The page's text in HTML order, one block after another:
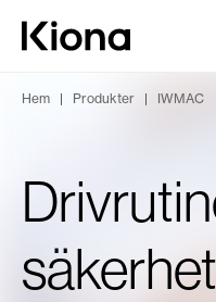
Hoppa till innehåll
Gå till hemsidan
Hem | Produkter | IWMAC
säkerhet